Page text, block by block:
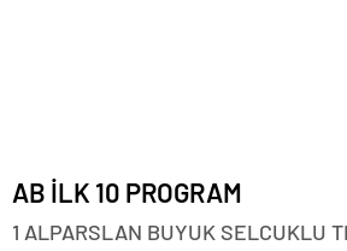
AB İLK 10 PROGRAM
1 ALPARSLAN BUYUK SELCUKLU